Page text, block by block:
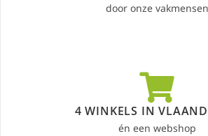
door onze vakmensen
4 WINKELS IN
én een webshop